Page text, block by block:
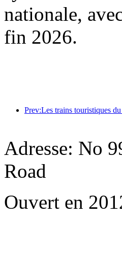
nationale,
fin 2026.
Adresse: No
Road
Ouvert en